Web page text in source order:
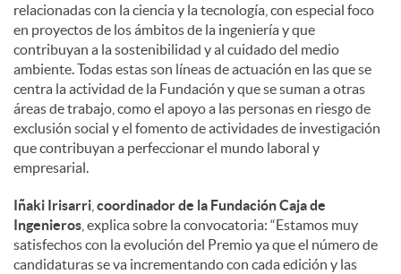
relacionadas con la ciencia y la tecnología, con especial foco
en proyectos de los ámbitos de la ingeniería y que
contribuyan a la sostenibilidad y al cuidado del medio
ambiente. Todas estas son líneas de actuación en las que se
centra la actividad de la Fundación y que se suman a otras
áreas de trabajo, como el apoyo a las personas en riesgo de
exclusión social y el fomento de actividades de investigación
que contribuyan a perfeccionar el mundo laboral y
empresarial.
Iñaki Irisarri coordinador de la Fundación Caja de
Ingenieros , explica sobre la convocatoria: “Estamos muy
satisfechos con la evolución del Premio ya que el número de
candidaturas se va incrementando con cada edición y las